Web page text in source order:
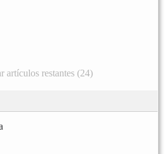
artículos restantes (24)